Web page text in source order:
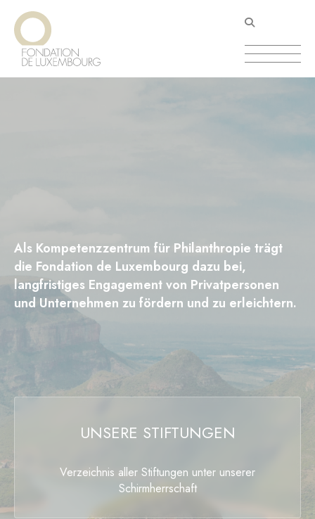
Direkt
zum
Inhalt
Als Kompetenzzentrum für Philanthropie trägt
die Fondation de Luxembourg dazu bei,
langfristiges Engagement von Privatpersonen
und Unternehmen zu fördern und zu erleichtern.
UNSERE STIFTUNGEN
Verzeichnis aller Stiftungen unter unserer
Schirmherrschaft
Cookie-Einstellungen